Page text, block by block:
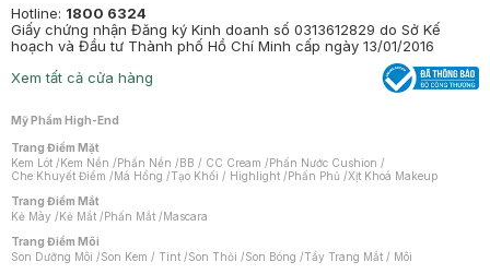
Hotline: 1800 6324
Giấy chứng nhận Đăng ký Kinh doanh số 0313612829 do Sở Kế
hoạch và Đầu tư Thành phố Hồ Chí Minh cấp ngày 13/01/2016
Xem tất cả cửa hàng
Mỹ Phẩm High-End
Trang Điểm Mặt
Kem Lót /Kem Nền /Phấn Nền /BB / CC Cream /Phấn Nước Cushion /
Che Khuyết Điểm /Má Hồng /Tạo Khối / Highlight /Phấn Phủ /Xịt Khoá Makeup
Trang Điểm Mắt
Kẻ Mày /Kẻ Mắt /Phấn Mắt /Mascara
Trang Điểm Môi
Son Dưỡng Môi /Son Kem / Tint /Son Thỏi /Son Bóng /Tẩy Trang Mắt / Môi